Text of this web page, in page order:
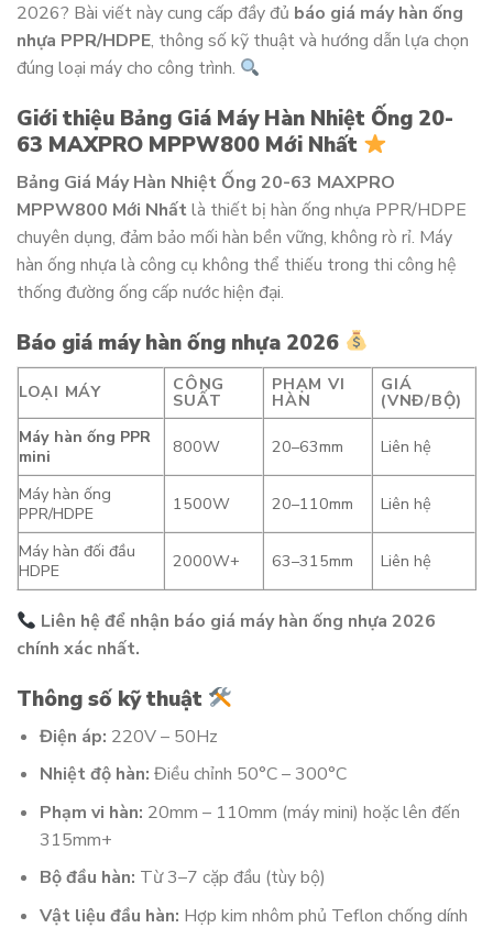
2026? Bài viết này cung cấp đầy đủ báo giá máy hàn ống
nhựa PPR/HDPE, thông số kỹ thuật và hướng dẫn lựa chọn
đúng loại máy cho công trình.
Giới thiệu Bảng Giá Máy Hàn Nhiệt Ống 20-
63 MAXPRO MPPW800 Mới Nhất
Bảng Giá Máy Hàn Nhiệt Ống 20-63 MAXPRO
MPPW800 Mới Nhấtlà thiết bị hàn ống nhựa PPR/HDPE
chuyên dụng, đảm bảo mối hàn bền vững, không rò rỉ. Máy
hàn ống nhựa là công cụ không thể thiếu trong thi công hệ
thống đường ống cấp nước hiện đại.
Báo giá máy hàn ống nhựa 2026
LOẠI MÁY CÔNG
SUẤT
PHẠM VI
HÀN
GIÁ
(VNĐ/BỘ)
Máy hàn ống PPR
mini
800W 20–63mm Liên hệ
Máy hàn ống
PPR/HDPE
1500W 20–110mm Liên hệ
Máy hàn đối đầu
HDPE
2000W+ 63–315mm Liên hệ
Liên hệ để nhận báo giá máy hàn ống nhựa 2026
chính xác nhất.
Thông số kỹ thuật
Điện áp: 220V – 50Hz
Nhiệt độ hàn: Điều chỉnh 50°C – 300°C
Phạm vi hàn: 20mm – 110mm (máy mini) hoặc lên đến
315mm+
Bộ đầu hàn: Từ 3–7 cặp đầu (tùy bộ)
Vật liệu đầu hàn: Hợp kim nhôm phủ Teflon chống dính